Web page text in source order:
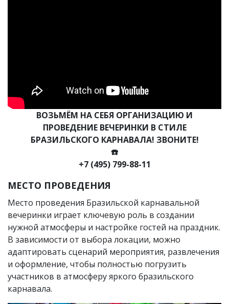
ВОЗЬМЁМ НА СЕБЯ ОРГАНИЗАЦИЮ И
ПРОВЕДЕНИЕ ВЕЧЕРИНКИ В СТИЛЕ
БРАЗИЛЬСКОГО КАРНАВАЛА! ЗВОНИТЕ!
☎️
+7 (495) 799-88-11
МЕСТО ПРОВЕДЕНИЯ
Место проведения Бразильской карнавальной
вечеринки играет ключевую роль в создании
нужной атмосферы и настройке гостей на праздник.
В зависимости от выбора локации, можно
адаптировать сценарий мероприятия, развлечения
и оформление, чтобы полностью погрузить
участников в атмосферу яркого бразильского
карнавала.